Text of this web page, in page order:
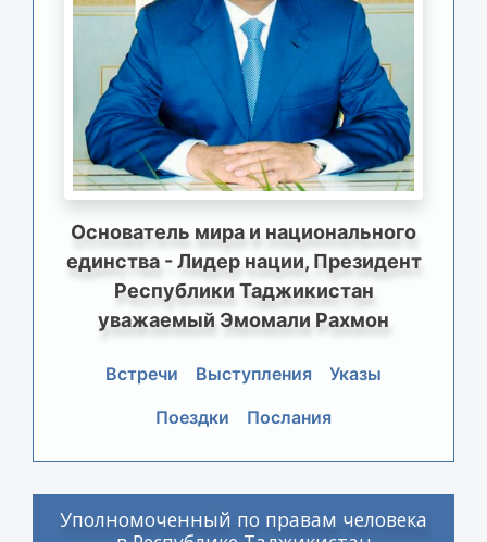
Основатель мира и национального
единства - Лидер нации, Президент
Республики Таджикистан
уважаемый Эмомали Рахмон
Встречи Выступления
Указы
Поездки
Послания
Уполномоченный по правам человека